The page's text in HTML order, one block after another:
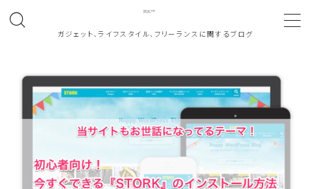
ガジェット、ライフスタイル、フリーランスに関するブログ
ホーム
働き方